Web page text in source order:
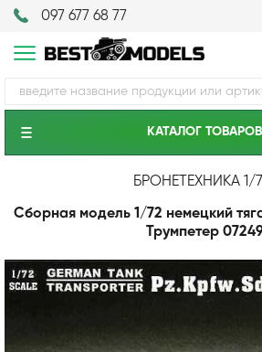
097 677 68 77
КАТАЛОГ ТОВАРОВ
БРОНЕТЕХНИКА 1/
Сборная модель 1/72 немецкий
Трумпетер